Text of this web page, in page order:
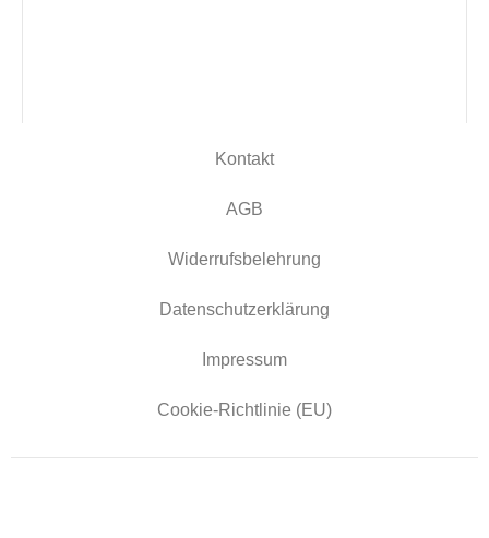
Kontakt
AGB
Widerrufsbelehrung
Datenschutzerklärung
Impressum
Cookie-Richtlinie (EU)